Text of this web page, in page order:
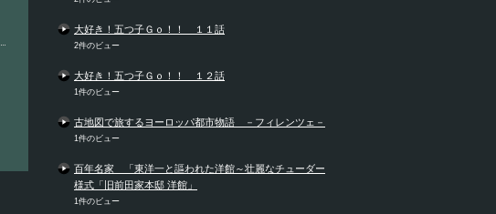
大好き！五つ子Ｇｏ！！ １１話
2件のビュー
大好き！五つ子Ｇｏ！！ １２話
1件のビュー
古地図で旅するヨーロッパ都市物語 －フィレンツェ－
1件のビュー
百年名家 「東洋一と謳われた洋館～壮麗なチューダー
様式「旧前田家本邸 洋館」
1件のビュー